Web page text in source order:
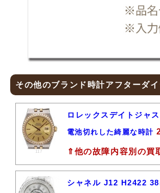
その他のブランド時計アフターダ
117
ロレックスデイトジャ
電池切れした綺麗な時計
⇑他の故障内容別の買
シャネル J12 H2422